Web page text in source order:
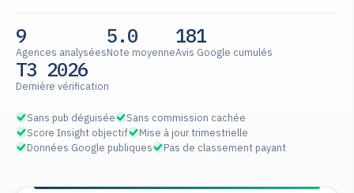
9
Agences analysées
5.0
Note moyenne
181
Avis Google cumulés
T3 2026
Dernière vérification
Sans pub déguisée
Sans commission cachée
Score Insight objectif
Mise à jour trimestrielle
Données Google publiques
Pas de classement payant